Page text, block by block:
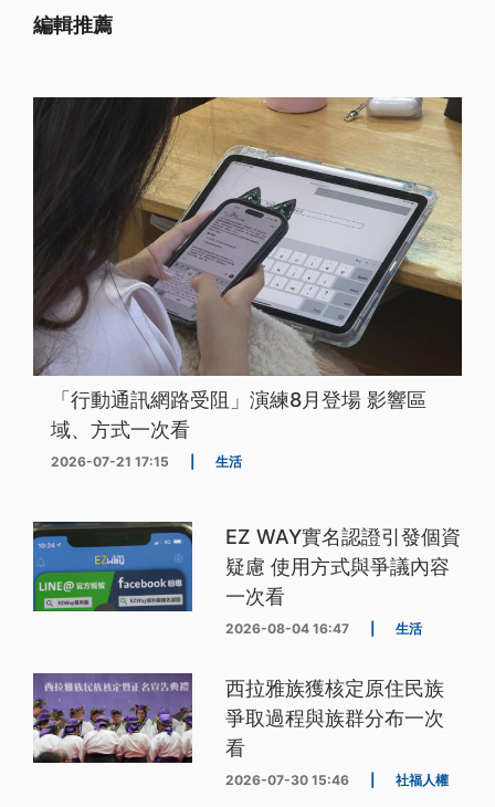
編輯推薦
「行動通訊網路受阻」演練8月登場 影響區
域、方式一次看
2026-07-21 17:15 生活
EZ WAY實名認證引發個資
疑慮 使用方式與爭議內容
一次看
2026-08-04 16:47 生活
西拉雅族獲核定原住民族
爭取過程與族群分布一次
看
2026-07-30 15:46 社福人權